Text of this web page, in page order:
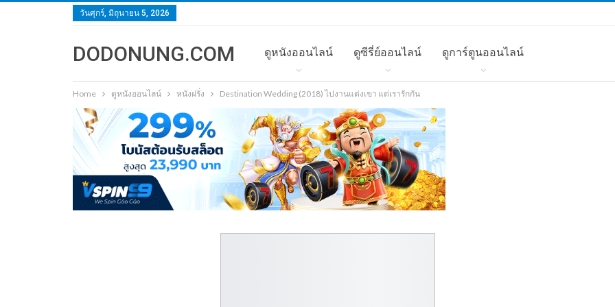
วันศุกร์, มิถุนายน 5, 2026
DODONUNG.COM ดูหนังออนไลน์ ดูซีรี่ย์ออนไลน์ ดูการ์ตูนออนไลน์
Home ดูหนังออนไลน์ หนังฝรั่ง Destination Wedding (2018) ไปงานแต่งเขา แต่เรารักกัน